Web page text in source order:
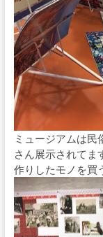
ミュージアムは民
さん展示されてま
作りしたモノを買